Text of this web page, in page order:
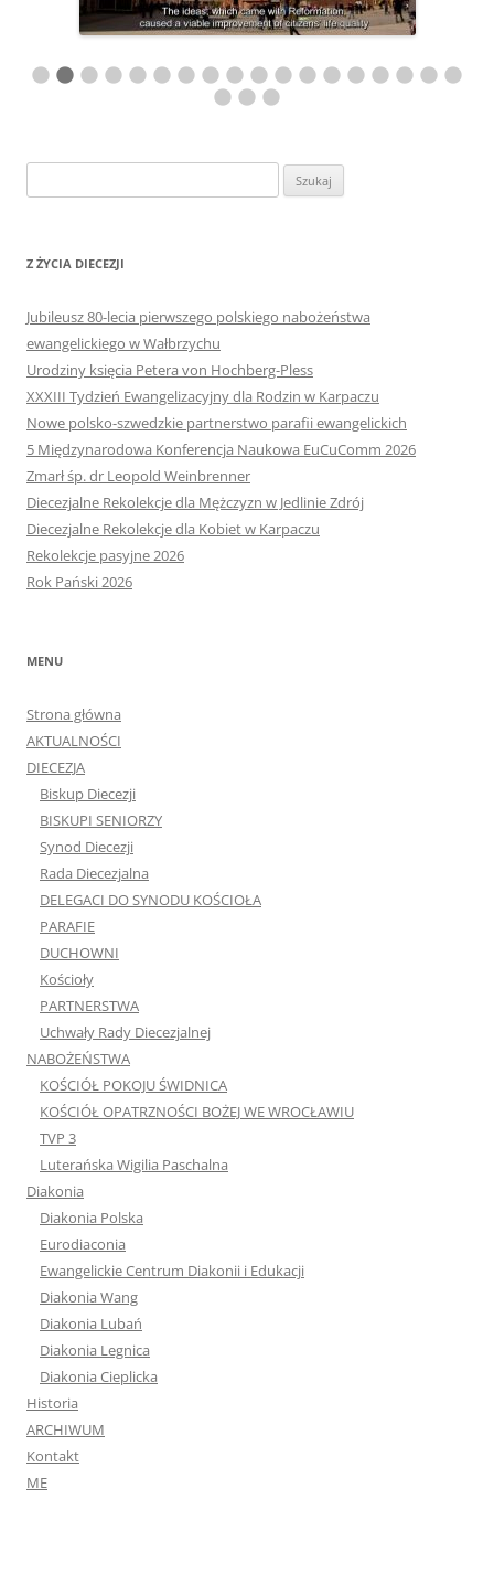
Z ŻYCIA DIECEZJI
Jubileusz 80-lecia pierwszego polskiego nabożeństwa
ewangelickiego w Wałbrzychu
Urodziny księcia Petera von Hochberg-Pless
XXXIII Tydzień Ewangelizacyjny dla Rodzin w Karpaczu
Nowe polsko-szwedzkie partnerstwo parafii ewangelickich
5 Międzynarodowa Konferencja Naukowa EuCuComm 2026
Zmarł śp. dr Leopold Weinbrenner
Diecezjalne Rekolekcje dla Mężczyzn w Jedlinie Zdrój
Diecezjalne Rekolekcje dla Kobiet w Karpaczu
Rekolekcje pasyjne 2026
Rok Pański 2026
MENU
Strona główna
AKTUALNOŚCI
DIECEZJA
Biskup Diecezji
BISKUPI SENIORZY
Synod Diecezji
Rada Diecezjalna
DELEGACI DO SYNODU KOŚCIOŁA
PARAFIE
DUCHOWNI
Kościoły
PARTNERSTWA
Uchwały Rady Diecezjalnej
NABOŻEŃSTWA
KOŚCIÓŁ POKOJU ŚWIDNICA
KOŚCIÓŁ OPATRZNOŚCI BOŻEJ WE WROCŁAWIU
TVP 3
Luterańska Wigilia Paschalna
Diakonia
Diakonia Polska
Eurodiaconia
Ewangelickie Centrum Diakonii i Edukacji
Diakonia Wang
Diakonia Lubań
Diakonia Legnica
Diakonia Cieplicka
Historia
ARCHIWUM
Kontakt
ME